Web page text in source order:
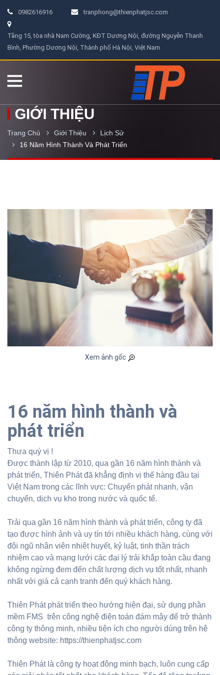
0982616916 tranphong@thienphatjsc.com
Tầng 15, tòa nhà Nam Cường, KĐT Dương Nội, đường Nguyễn Thanh
Bình, Phường Dương Nội, Thành phố Hà Nội, Việt Nam
GIỚI THIỆU
Trang Chủ Giới Thiệu
Lịch Sử
16 Năm Hình Thành Và Phát Triển
Xem ảnh gốc
16 năm hình thành và
phát triển
Thưa quý vị !
Được thành lập từ 2010, qua gần 16 năm hình thành và
phát triển, Thiên Phát đã khẳng định vị thế hàng đầu tại
Việt Nam trong các lĩnh vực: Chuyển phát nhanh, vận
chuyển, dịch vụ kho trong nước và quốc tế.
Trải qua gần 16 năm hình thành và phát triển, công ty đã
tạo được hình ảnh và uy tín tới nhiều khách hàng, cùng với
đội ngũ nhân viên nhiệt huyết, kỷ luật, tinh thần trách
nhiệm cao và mạng lưới các đại lý trải khắp toàn cầu đang
không ngừng đem đến chất lượng dịch vụ tốt nhất, nhanh
nhất với giá cả cạnh tranh đến quý khách hàng.
Thiên Phát phát triển theo hướng hiện đại, sử dụng phần
mềm FMS trên công nghệ điện toán đám mây để trở thành
công ty thông minh, nhiều tiện ích cho người dùng trên hệ
thông website: https://thienphatjsc.com
Thiên Phát là công ty hoạt đông minh bạch, luôn cung cấp